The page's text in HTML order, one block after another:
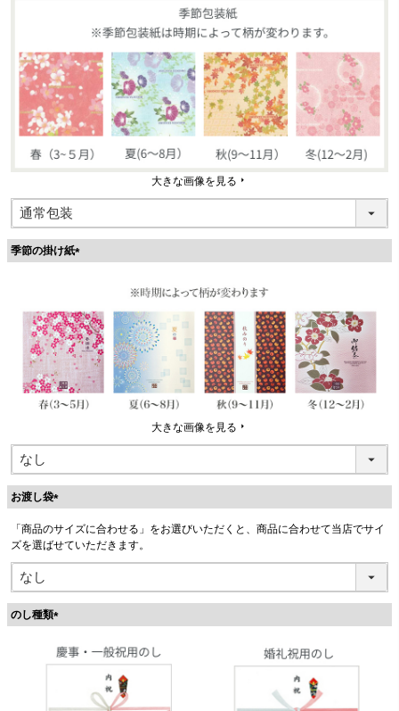
大きな画像を見る
季節の掛け紙
)
大きな画像を見る
お渡し袋
必
須
)
「商品のサイズに合わせる」をお選びいただくと、商品に合わせて当店でサイ
ズを選ばせていただきます。
のし種類
必
須